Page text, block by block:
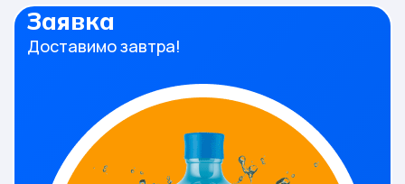
Заявка
Доставимо завтра!